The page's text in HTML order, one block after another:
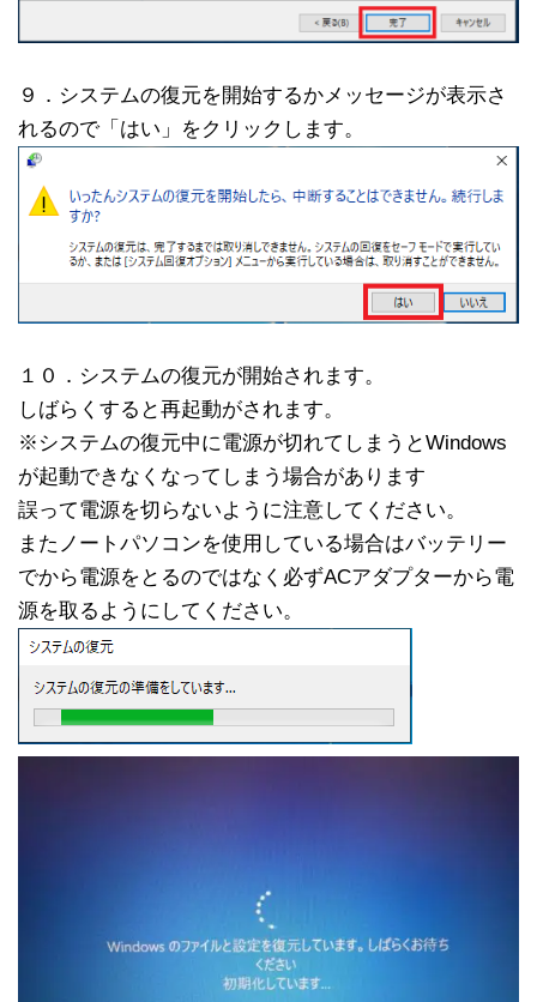
９．システムの復元を開始するかメッセージが表示さ
れるので「はい」をクリックします。
１０．システムの復元が開始されます。
しばらくすると再起動がされます。
※システムの復元中に電源が切れてしまうとWindows
が起動できなくなってしまう場合があります
誤って電源を切らないように注意してください。
またノートパソコンを使用している場合はバッテリー
でから電源をとるのではなく必ずACアダプターから電
源を取るようにしてください。